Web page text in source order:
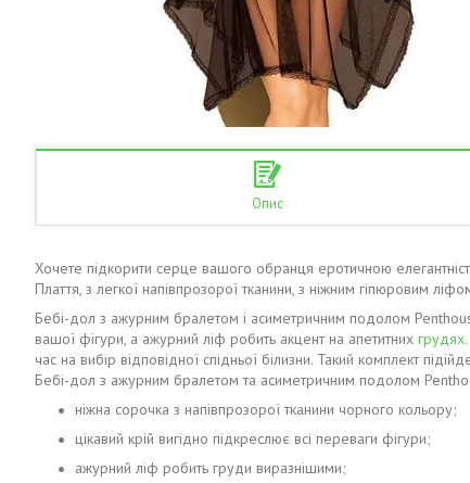
Опис
Хочете підкорити серце вашого обранця еротичною
Плаття, з легкої напівпрозорої тканини, з ніжним гіпюровим
Бебі-дол з ажурним бралетом і асиметричним подолом
вашої фігури, а ажурний ліф робить акцент на апетитних грудях
час на вибір відповідної спідньої білизни. Такий комплект
Бебі-дол з ажурним бралетом та асиметричним подолом
ніжна сорочка з напівпрозорої тканини чорного кольору;
цікавий крій вигідно підкреслює всі переваги фігури;
ажурний ліф робить груди виразнішими;